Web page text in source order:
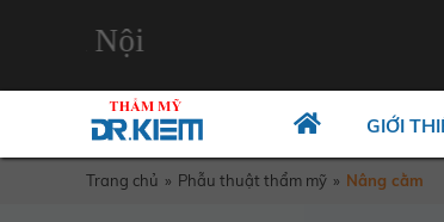
GIỚI
Trang chủ » Phẫu thuật thẩm mỹ » Nâng cằm